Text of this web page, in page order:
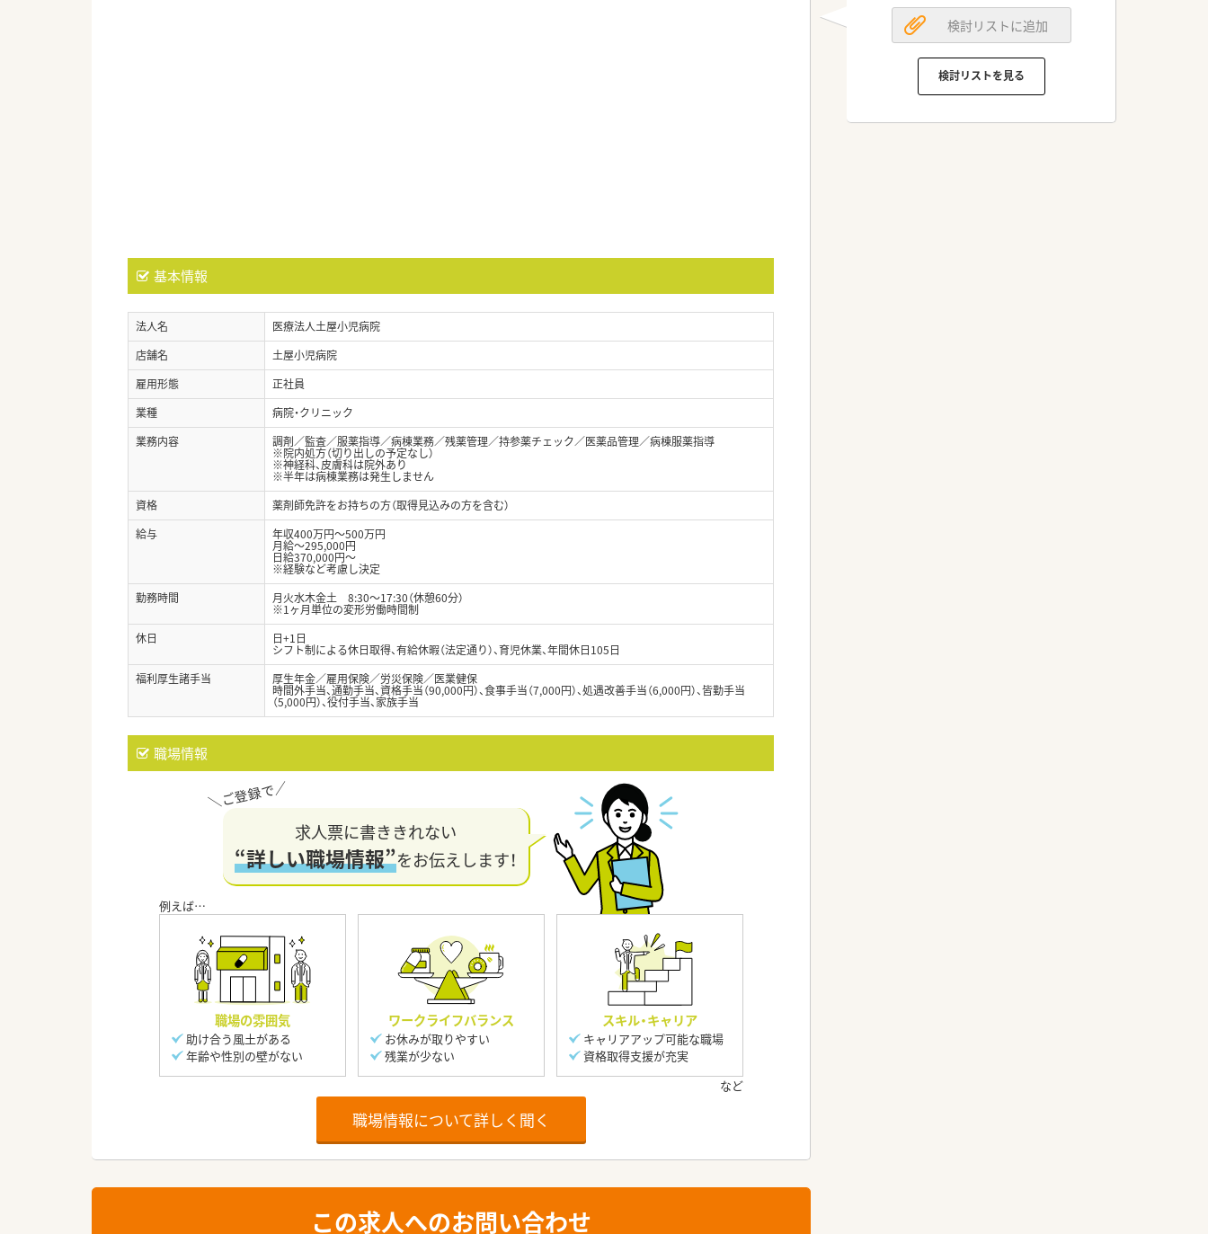
基本情報
法人名
医療法人土屋小児病院
店舗名
土屋小児病院
雇用形態
正社員
業種
病院・クリニック
業務内容
調剤／監査／服薬指導／病棟業務／残薬管理／持参薬チェック／医薬品管理／病棟服薬指導
※院内処方（切り出しの予定なし）
※神経科、皮膚科は院外あり
※半年は病棟業務は発生しません
資格
薬剤師免許をお持ちの方（取得見込みの方を含む）
給与
年収400万円～500万円
月給～295,000円
日給370,000円～
※経験など考慮し決定
勤務時間
月火水木金土 8:30～17:30（休憩60分）
※1ヶ月単位の変形労働時間制
休日
日+1日
シフト制による休日取得、有給休暇（法定通り）、育児休業、年間休日105日
福利厚生諸手当
厚生年金／雇用保険／労災保険／医業健保
時間外手当、通勤手当、資格手当（90,000円）、食事手当（7,000円）、処遇改善手当（6,000円）、皆勤手当
（5,000円）、役付手当、家族手当
職場情報
求人票に書ききれない
“詳しい職場情報”をお伝えします！
職場の雰囲気
助け合う風土がある
年齢や性別の壁がない
ワークライフバランス
お休みが取りやすい
残業が少ない
スキル・キャリア
キャリアアップ可能な職場
資格取得支援が充実
職場情報について詳しく聞く
この求人へのお問い合わせ
検討リストに追加
検討リストを見る